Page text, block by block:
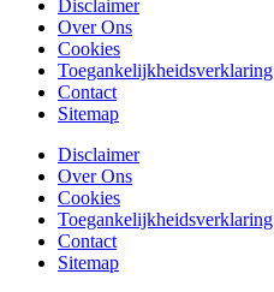
Disclaimer
Over Ons
Cookies
Toegankelijkheidsverklaring
Contact
Sitemap
Disclaimer
Over Ons
Cookies
Toegankelijkheidsverklaring
Contact
Sitemap